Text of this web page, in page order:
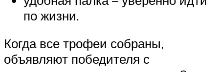
по жизни.
Когда все трофеи собраны,
объявляют победителя с